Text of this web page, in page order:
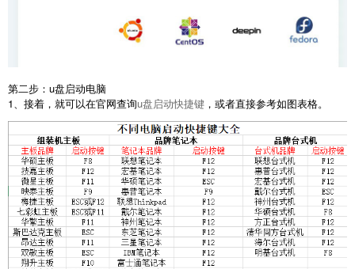
第二步：u盘启动电脑
1、接着，就可以在官网查询u盘启动快捷键 ，或者直接参考如图表格。